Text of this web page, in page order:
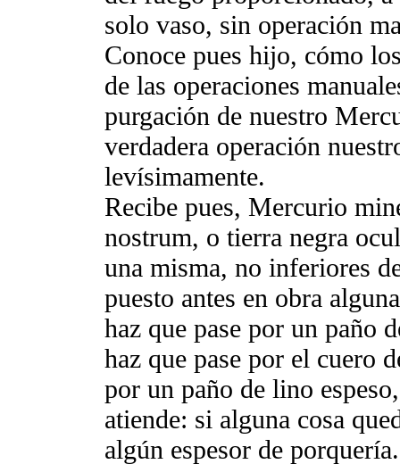
solo vaso, sin operación
Conoce pues hijo, cómo
de las operaciones
purgación de nuestro
verdadera operación
levísimamente.
Recibe pues, Mercurio
nostrum, o tierra negra
una misma, no inferiores
puesto antes en obra
haz que pase por un paño
haz que pase por el cuero
por un paño de lino
atiende: si alguna cosa
algún espesor de